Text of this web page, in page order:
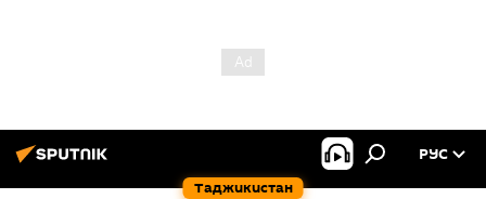
Таджикистан
РУС